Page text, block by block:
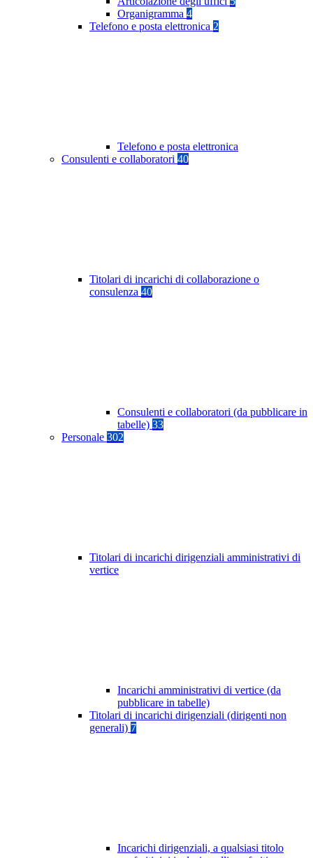
Organigramma 4
Telefono e posta elettronica 2
Telefono e posta elettronica
Consulenti e collaboratori 40
Titolari di incarichi di collaborazione o
consulenza 40
Consulenti e collaboratori (da pubblicare in
tabelle) 33
Personale 302
Titolari di incarichi dirigenziali amministrativi di
vertice
Incarichi amministrativi di vertice (da
pubblicare in tabelle)
Titolari di incarichi dirigenziali (dirigenti non
generali) 7
Incarichi dirigenziali, a qualsiasi titolo